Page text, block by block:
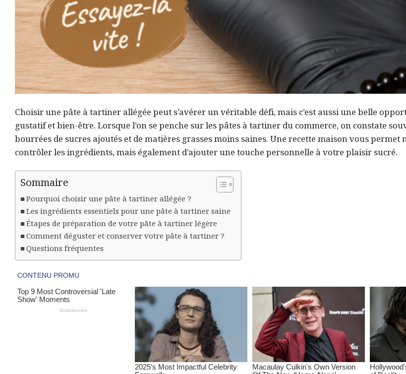
Choisir une pâte à tartiner allégée peut s’avérer un véritable défi, mais c’est aussi une belle
gustatif et bien-être. Lorsque l’on se penche sur les pâtes à tartiner du commerce, on constate
bourrées de sucres ajoutés et de matières grasses moins saines. Une recette maison vous permet
contrôler les ingrédients, mais également d’ajouter une touche personnelle à votre plaisir sucré.
Sommaire
Pourquoi choisir une pâte à tartiner allégée ?
Les ingrédients essentiels pour une pâte à tartiner saine
Étapes de préparation de votre pâte à tartiner légère
Comment déguster et conserver votre pâte à tartiner ?
Questions fréquentes